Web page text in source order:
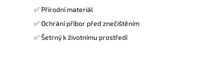
✅ Přírodní materiál
✅ Ochrání příbor před znečištěním
✅ Šetrný k životnímu prostředí